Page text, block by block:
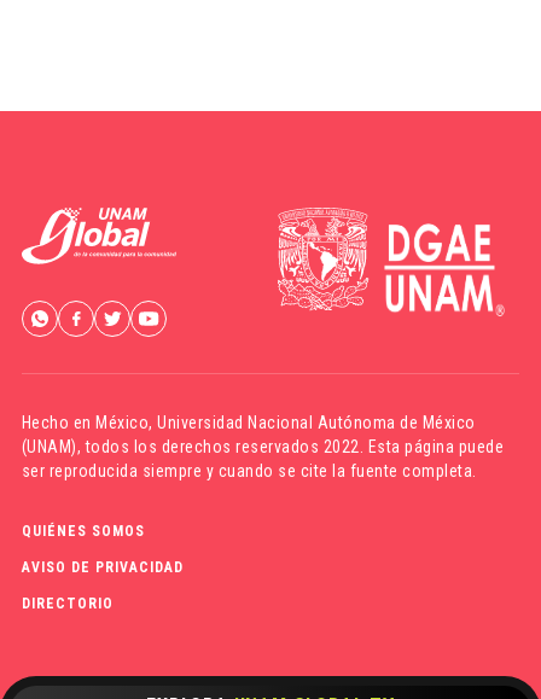
Hecho en México,Universidad Nacional Autónoma de México
(UNAM), todos los derechos reservados 2022. Esta página puede
ser reproducida siempre y cuando se cite la fuente completa.
QUIÉNES SOMOS
AVISO DE PRIVACIDAD
DIRECTORIO